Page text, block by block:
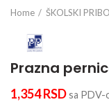
Home ŠKOLSKI
Prazna
1,354RSDsa PDV-